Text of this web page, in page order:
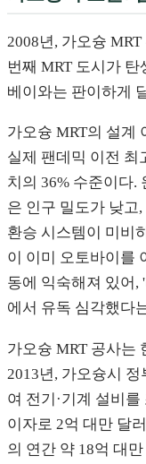
2008년, 가오슝
번째 MRT 도시가
베이와는 판이하게
가오슝 MRT의 설계
실제 팬데믹 이전
치의 36% 수준이다.
은 인구 밀도가 낮고
환승 시스템이 미비
이 이미 오토바이를
동에 익숙해져 있어,
에서 유독 심각했다
가오슝 MRT 공사는
2013년, 가오슝시
여 전기·기계 설비
이자로 2억 대만 달
의 연간 약 18억 대